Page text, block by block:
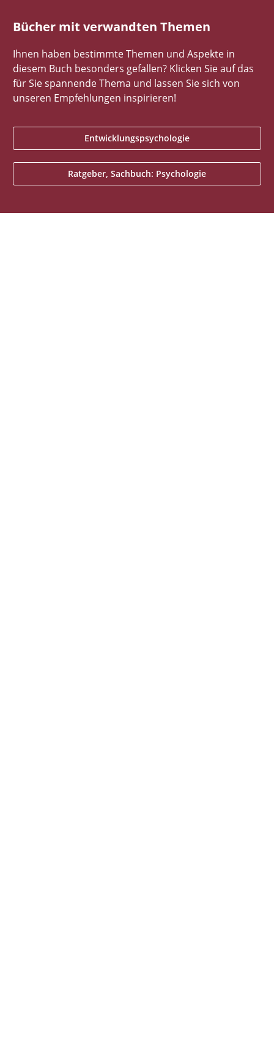
Bücher mit verwandten Themen
Ihnen haben bestimmte Themen und Aspekte in
diesem Buch besonders gefallen? Klicken Sie auf das
für Sie spannende Thema und lassen Sie sich von
unseren Empfehlungen inspirieren!
Entwicklungspsychologie
Ratgeber, Sachbuch: Psychologie